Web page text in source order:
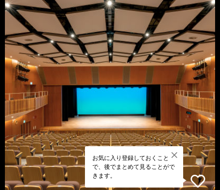
お気に入り登録しておくこと
で、後でまとめて見ることがで
きます。